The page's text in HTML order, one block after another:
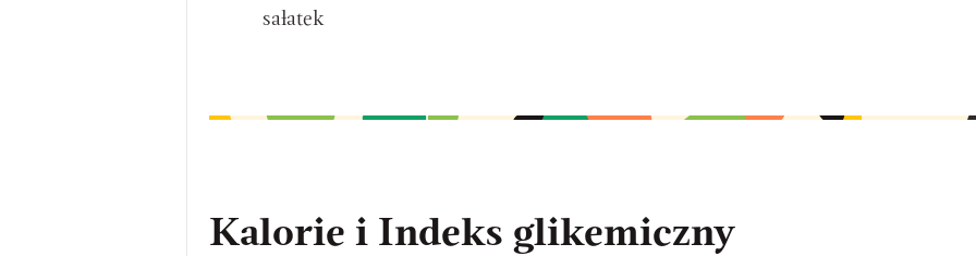
sałatek
Kalorie i Indeks glikemiczny